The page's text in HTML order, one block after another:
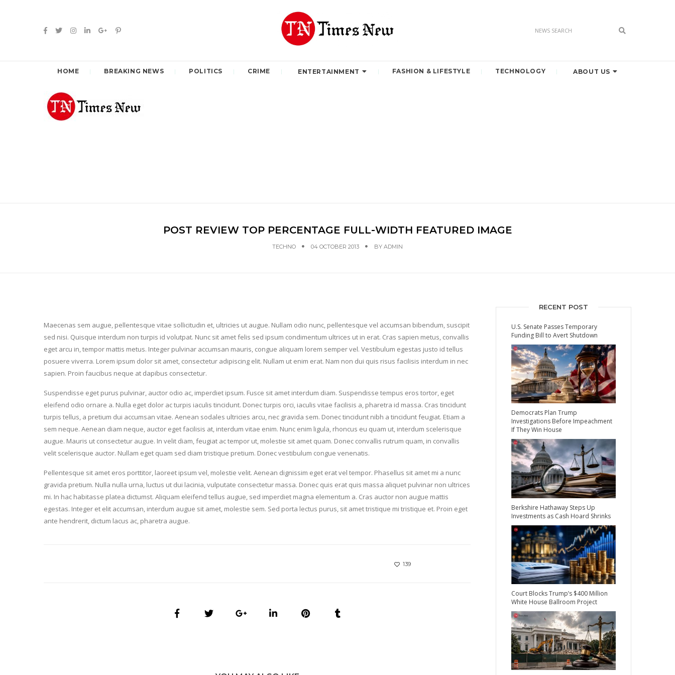
HOME BREAKING NEWS POLITICS CRIME ENTERTAINMENT FASHION & LIFESTYLE TECHNOLOGY ABOUT US
POST REVIEW TOP PERCENTAGE FULL-WIDTH FEATURED IMAGE
TECHNO 04 OCTOBER 2013 BY ADMIN
Maecenas sem augue, pellentesque vitae sollicitudin et, ultricies ut augue. Nullam odio nunc, pellentesque vel accumsan bibendum, suscipit
sed nisi. Quisque interdum non turpis id volutpat. Nunc sit amet felis sed ipsum condimentum ultrices ut in erat. Cras sapien metus, convallis
eget arcu in, tempor mattis metus. Integer pulvinar accumsan mauris, congue aliquam lorem semper vel. Vestibulum egestas justo id tellus
posuere viverra. Lorem ipsum dolor sit amet, consectetur adipiscing elit. Nullam ut enim erat. Nam non dui quis risus facilisis interdum in nec
sapien. Proin faucibus neque at dapibus consectetur.
Suspendisse eget purus pulvinar, auctor odio ac, imperdiet ipsum. Fusce sit amet interdum diam. Suspendisse tempus eros tortor, eget
eleifend odio ornare a. Nulla eget dolor ac turpis iaculis tincidunt. Donec turpis orci, iaculis vitae facilisis a, pharetra id massa. Cras tincidunt
turpis tellus, a pretium dui accumsan vitae. Aenean sodales ultricies arcu, nec gravida sem. Donec tincidunt nibh a tincidunt feugiat. Etiam a
sem neque. Aenean diam neque, auctor eget facilisis at, interdum vitae enim. Nunc enim ligula, rhoncus eu quam ut, interdum scelerisque
augue. Mauris ut consectetur augue. In velit diam, feugiat ac tempor ut, molestie sit amet quam. Donec convallis rutrum quam, in convallis
velit scelerisque auctor. Nullam eget quam sed diam tristique pretium. Donec vestibulum congue venenatis.
Pellentesque sit amet eros porttitor, laoreet ipsum vel, molestie velit. Aenean dignissim eget erat vel tempor. Phasellus sit amet mi a nunc
gravida pretium. Nulla nulla urna, luctus ut dui lacinia, vulputate consectetur massa. Donec quis erat quis massa aliquet pulvinar non ultrices
mi. In hac habitasse platea dictumst. Aliquam eleifend tellus augue, sed imperdiet magna elementum a. Cras auctor non augue mattis
egestas. Integer et elit accumsan, interdum augue sit amet, molestie sem. Sed porta lectus purus, sit amet tristique mi tristique et. Proin eget
ante hendrerit, dictum lacus ac, pharetra augue.
139
RECENT POST
U.S. Senate Passes Temporary
Funding Bill to Avert Shutdown
Democrats Plan Trump
Investigations Before Impeachment
If They Win House
Berkshire Hathaway Steps Up
Investments as Cash Hoard Shrinks
Court Blocks Trump’s $400 Million
White House Ballroom Project